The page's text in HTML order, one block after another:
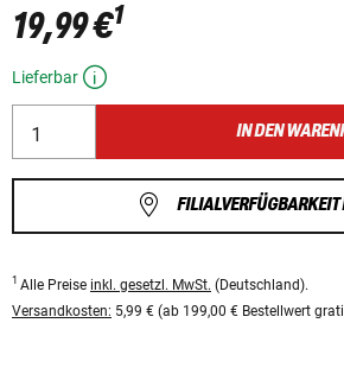
19,99 €1
Lieferbar
IN DEN
FILIALVERFÜGBARKEIT
1 Alle Preise inkl. gesetzl. MwSt. (Deutschland).
Versandkosten: 5,99 € (ab 199,00 € Bestellwert